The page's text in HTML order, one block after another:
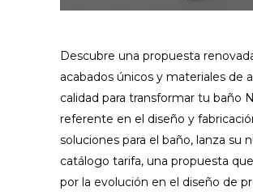
Descubre una propuesta
acabados únicos y materiales de
calidad para transformar tu baño
referente en el diseño y
soluciones para el baño, lanza su
catálogo tarifa, una propuesta
por la evolución en el diseño de